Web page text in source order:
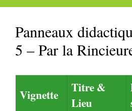
Panneaux
5 – Par la
Vignette
Titre &
Lieu